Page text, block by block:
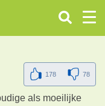
178 78
als moeilijke